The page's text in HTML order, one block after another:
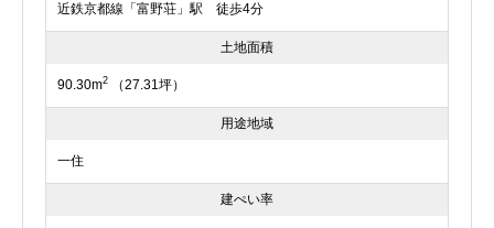
近鉄京都線「富野荘」駅 徒歩4分
土地面積
90.30m2 （27.31坪）
用途地域
一住
建ぺい率